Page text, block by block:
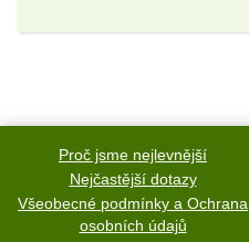
Proč jsme nejlevnější
Nejčastější dotazy
Všeobecné podmínky a Ochrana
osobních údajů